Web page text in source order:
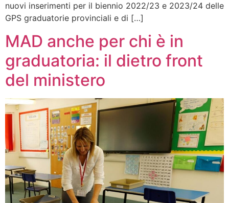
nuovi inserimenti per il biennio 2022/23 e 2023/24 delle
GPS graduatorie provinciali e di […]
MAD anche per chi è in
graduatoria: il dietro front
del ministero